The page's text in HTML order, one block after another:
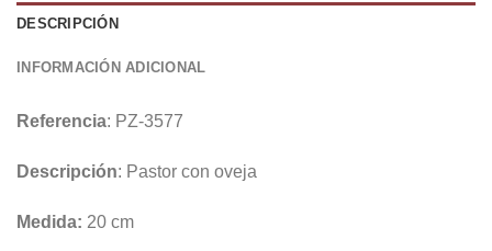
DESCRIPCIÓN
INFORMACIÓN ADICIONAL
Referencia: PZ-3577
Descripción: Pastor con oveja
Medida: 20 cm